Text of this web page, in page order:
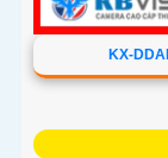
KX-